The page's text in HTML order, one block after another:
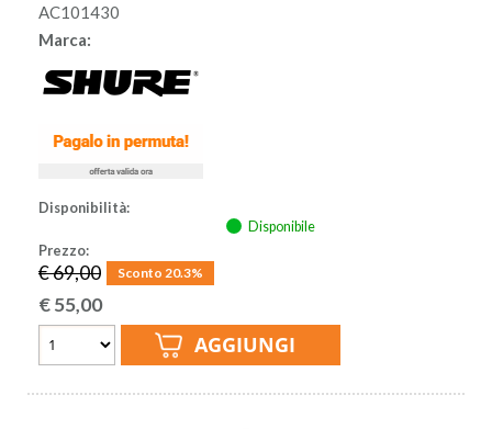
AC101430
Marca:
Disponibilità:
Disponibile
Prezzo:
€ 69,00 Sconto 20.3%
€55,00